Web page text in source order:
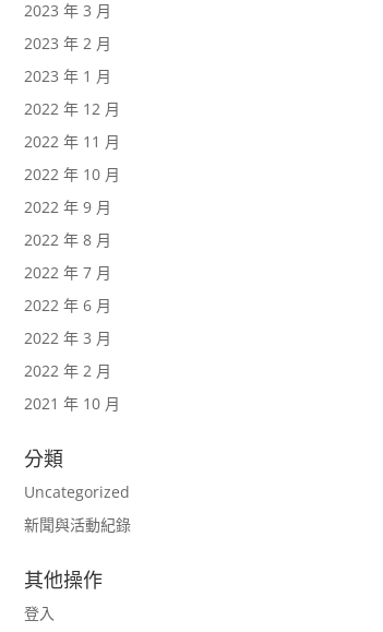
2023 年 3 月
2023 年 2 月
2023 年 1 月
2022 年 12 月
2022 年 11 月
2022 年 10 月
2022 年 9 月
2022 年 8 月
2022 年 7 月
2022 年 6 月
2022 年 3 月
2022 年 2 月
2021 年 10 月
分類
Uncategorized
新聞與活動紀錄
其他操作
登入